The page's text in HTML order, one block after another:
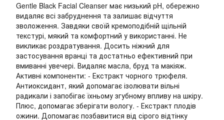
Gentle Black Facial Cleanser має низький pH, обережно
видаляє всі забруднення та залишає відчуття
зволоження. Завдяки своїй кремоподібній щільній
текстурі, мякий та комфортний у використанні. Не
викликає роздратування. Досить ніжний для
застосування вранці та достатньо ефективний при
вмиванні увечері. Видаляє масла, бруд та макіяж.
Активні компоненти: - Екстракт чорного трюфеля.
Антиоксидант, який допомагає ізолювати вільні
радикали і запобігає їхньому згубному впливу на шкіру.
Плюс, допомагає зберігати вологу. - Екстракт плодів
ожини. Допомагає позбавитися від сірого відтінку